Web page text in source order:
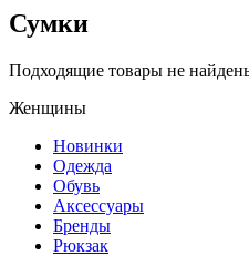
Сумки
Подходящие товары не
Женщины
Новинки
Одежда
Обувь
Аксессуары
Бренды
Рюкзак